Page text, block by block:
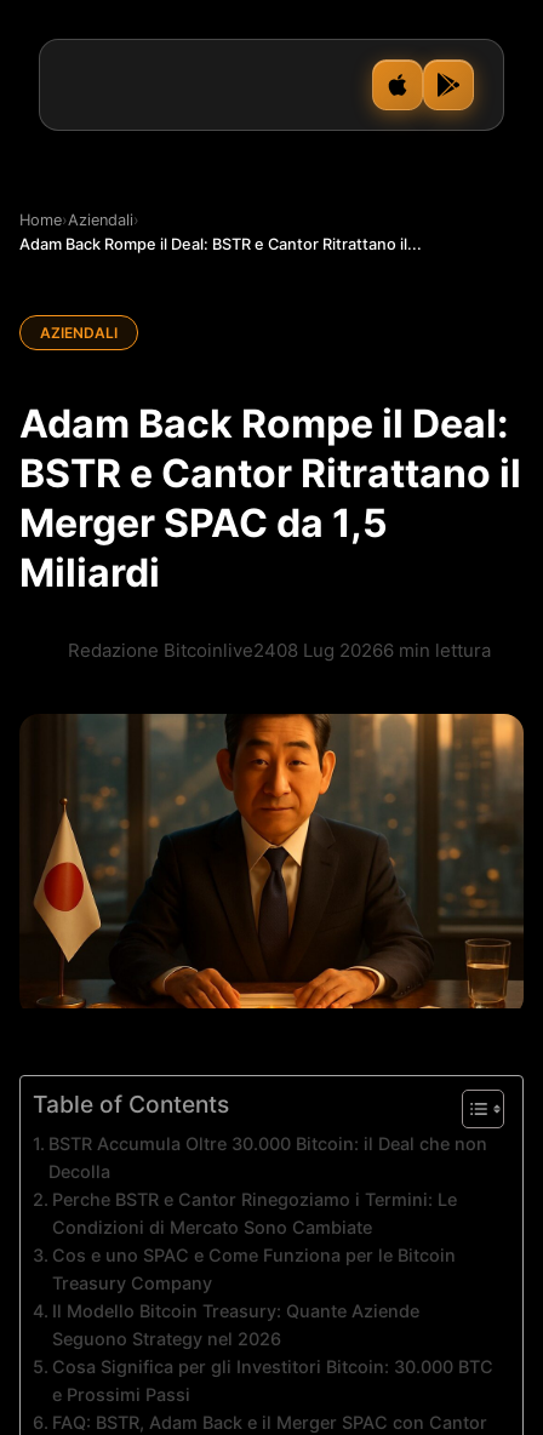
Home›Aziendali›
Adam Back Rompe il Deal: BSTR e Cantor Ritrattano il...
AZIENDALI
Adam Back Rompe il Deal:
BSTR e Cantor Ritrattano il
Merger SPAC da 1,5
Miliardi
Redazione Bitcoinlive2408 Lug 20266 min lettura
Table of Contents
BSTR Accumula Oltre 30.000 Bitcoin: il Deal che non
Decolla
Perche BSTR e Cantor Rinegoziamo i Termini: Le
Condizioni di Mercato Sono Cambiate
Cos e uno SPAC e Come Funziona per le Bitcoin
Treasury Company
Il Modello Bitcoin Treasury: Quante Aziende
Seguono Strategy nel 2026
Cosa Significa per gli Investitori Bitcoin: 30.000 BTC
e Prossimi Passi
FAQ: BSTR, Adam Back e il Merger SPAC con Cantor